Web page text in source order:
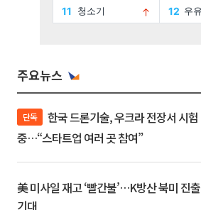
주요뉴스
단독
중…“스타트업 여러 곳 참여”
美 미사일 재고 ‘빨간불’…K방산 북미 진출
기대